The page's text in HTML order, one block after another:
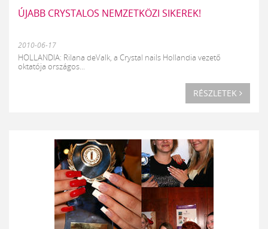
ÚJABB CRYSTALOS NEMZETKÖZI SIKEREK!
2010-06-17
HOLLANDIA: Rilana deValk, a Crystal nails Hollandia vezető
oktatója országos...
RÉSZLETEK